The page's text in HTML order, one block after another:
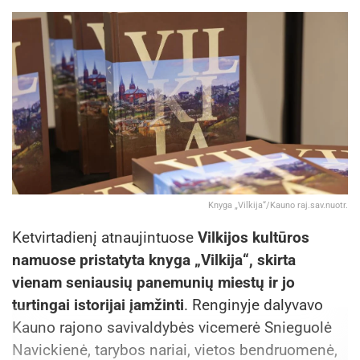
Knyga „Vilkija“/Kauno raj.sav.nuotr.
Ketvirtadienį atnaujintuose Vilkijos kultūros
namuose pristatyta knyga „Vilkija“, skirta
vienam seniausių panemunių miestų ir jo
turtingai istorijai įamžinti. Renginyje dalyvavo
Kauno rajono savivaldybės vicemerė Snieguolė
Navickienė, tarybos nariai, vietos bendruomenė,